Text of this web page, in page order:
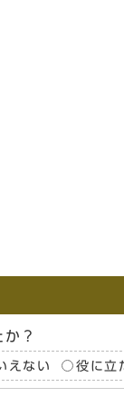
？
えない 役に立